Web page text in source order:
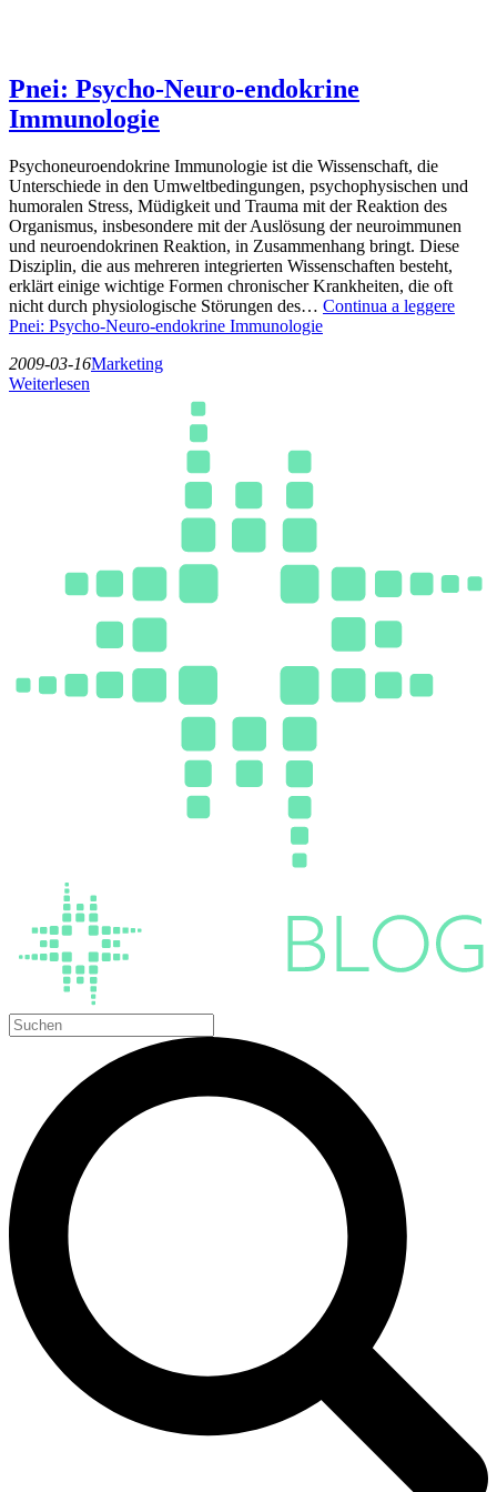
Pnei: Psycho-Neuro-endokrine
Immunologie
Psychoneuroendokrine Immunologie ist die Wissenschaft, die
Unterschiede in den Umweltbedingungen, psychophysischen und
humoralen Stress, Müdigkeit und Trauma mit der Reaktion des
Organismus, insbesondere mit der Auslösung der neuroimmunen
und neuroendokrinen Reaktion, in Zusammenhang bringt. Diese
Disziplin, die aus mehreren integrierten Wissenschaften besteht,
erklärt einige wichtige Formen chronischer Krankheiten, die oft
nicht durch physiologische Störungen des… Continua a leggere
Pnei: Psycho-Neuro-endokrine Immunologie
2009-03-16Marketing
Weiterlesen